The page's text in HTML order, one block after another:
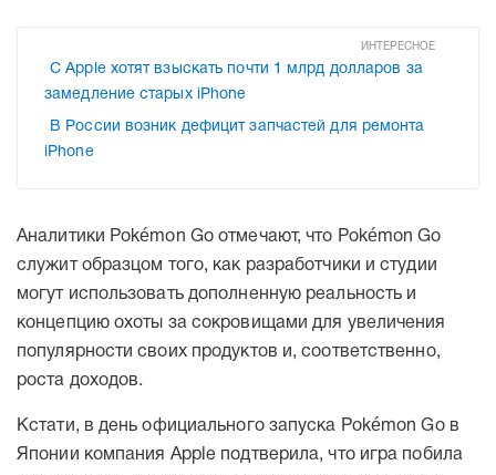
ИНТЕРЕСНОЕ
С Apple хотят взыскать почти 1 млрд долларов за
замедление старых iPhone
В России возник дефицит запчастей для ремонта
iPhone
Аналитики Pokémon Go отмечают, что Pokémon Go
служит образцом того, как разработчики и студии
могут использовать дополненную реальность и
концепцию охоты за сокровищами для увеличения
популярности своих продуктов и, соответственно,
роста доходов.
Кстати, в день официального запуска Pokémon Go в
Японии компания Apple подтверила, что игра побила